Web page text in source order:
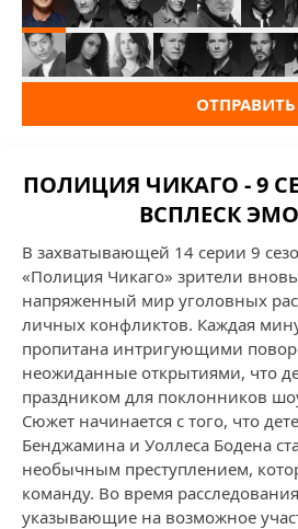
ОТПРАВИТЬ
ПОЛИЦИЯ ЧИКАГО - 9
ВСПЛЕСК
В захватывающей 14 серии 9
«Полиция Чикаго» зрители
напряженный мир уголовных
личных конфликтов. Каждая
пропитана интригующими
неожиданные открытиями, что
праздником для поклонников
Сюжет начинается с того, что
Бенджамина и Уоллеса Бодена
необычным преступлением,
команду. Во время
указывающие на возможное